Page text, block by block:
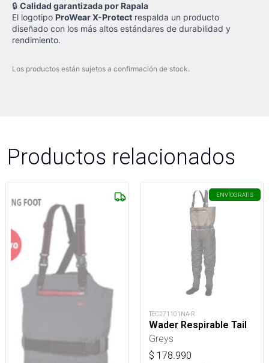
🔒 Calidad garantizada por Rapala
El logotipo ProWear X-Protect respalda un producto
diseñado con los más altos estándares de durabilidad y
rendimiento.
Los productos están sujetos a confirmación de stock.
Productos relacionados
ENVÍOGRATIS
TEC271101NA-R
Wader Respirable Tail
Greys
$ 178.990